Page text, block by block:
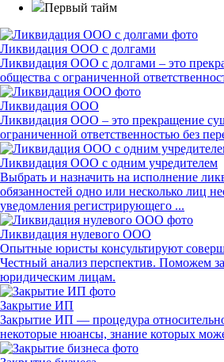
Первый тайм
Ликвидация ООО с долгами
Ликвидация ООО с долгами – это
общества с ограниченной
Ликвидация ООО
Ликвидация ООО – это прекращение
ограниченной ответственностью без
Ликвидация ООО с одним учредителем
Выбрать и назначить на исполнение
обязанностей одно или несколько лиц
уведомления регистрирующего ...
Ликвидация нулевого ООО
Опытные юристы консультируют
Честный анализ перспектив. Поможем
юридическим лицам.
Закрытие ИП
Закрытие ИП — процедура
некоторые нюансы, знание которых